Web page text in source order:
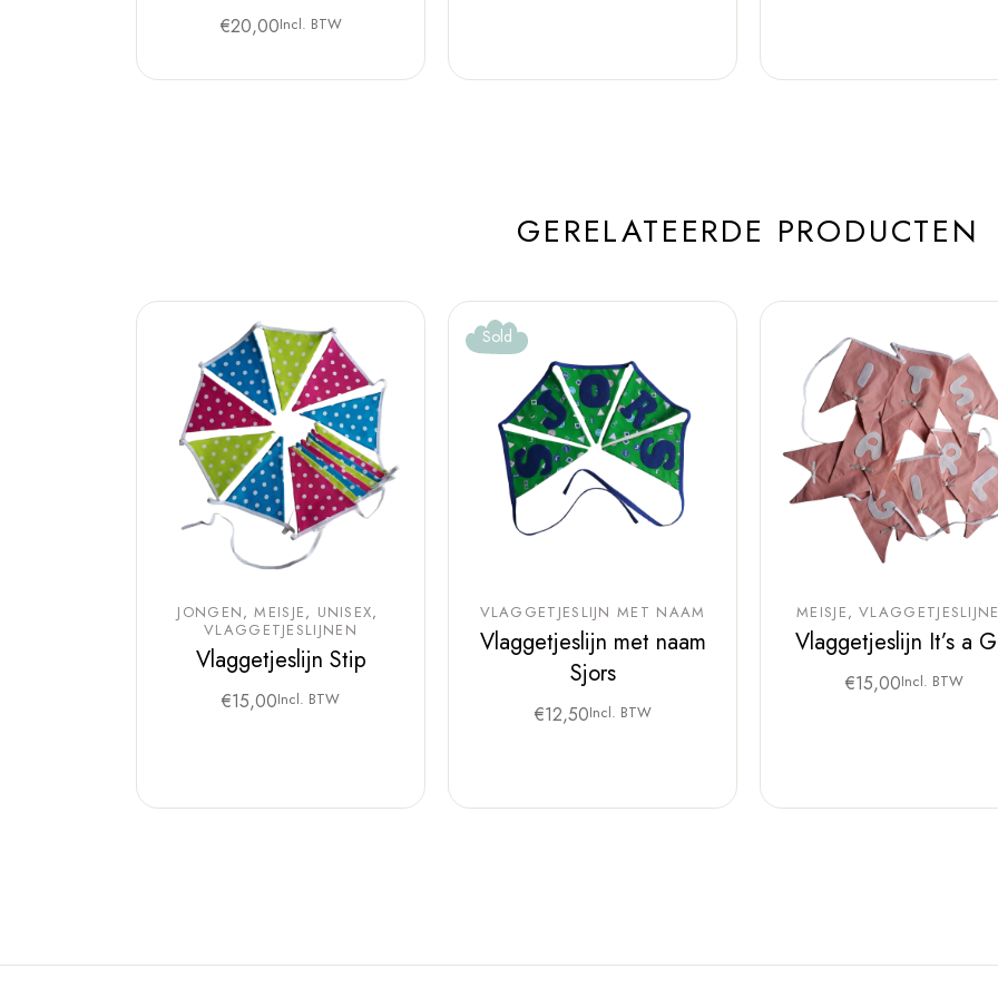
€20,00Incl. BTW
GERELATEERDE PRODUCTEN
JONGEN MEISJE
UNISEX
VLAGGETJESLIJNEN
Vlaggetjeslijn Stip
€15,00Incl. BTW
Sold
VLAGGETJESLIJN MET NAAM
Vlaggetjeslijn met naam
Sjors
€12,50Incl. BTW
MEISJE
Vlaggetjeslijn It’s a
€15,00Incl. BTW